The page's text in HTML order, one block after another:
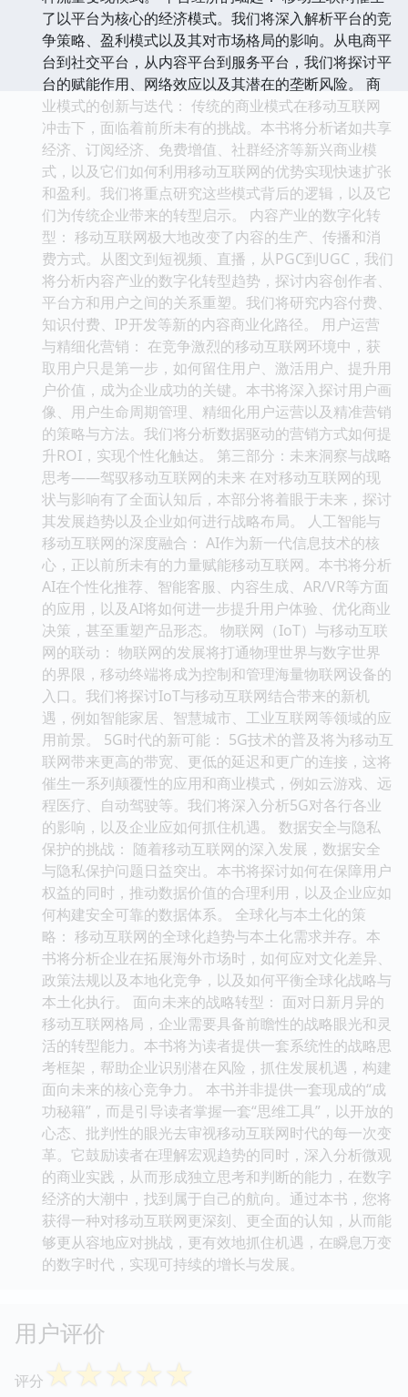
了以平台为核心的经济模式。我们将深入解析平台的竞
争策略、盈利模式以及其对市场格局的影响。从电商平
台到社交平台，从内容平台到服务平台，我们将探讨平
台的赋能作用、网络效应以及其潜在的垄断风险。 商
业模式的创新与迭代： 传统的商业模式在移动互联网
冲击下，面临着前所未有的挑战。本书将分析诸如共享
经济、订阅经济、免费增值、社群经济等新兴商业模
式，以及它们如何利用移动互联网的优势实现快速扩张
和盈利。我们将重点研究这些模式背后的逻辑，以及它
们为传统企业带来的转型启示。 内容产业的数字化转
型： 移动互联网极大地改变了内容的生产、传播和消
费方式。从图文到短视频、直播，从PGC到UGC，我们
将分析内容产业的数字化转型趋势，探讨内容创作者、
平台方和用户之间的关系重塑。我们将研究内容付费、
知识付费、IP开发等新的内容商业化路径。 用户运营
与精细化营销： 在竞争激烈的移动互联网环境中，获
取用户只是第一步，如何留住用户、激活用户、提升用
户价值，成为企业成功的关键。本书将深入探讨用户画
像、用户生命周期管理、精细化用户运营以及精准营销
的策略与方法。我们将分析数据驱动的营销方式如何提
升ROI，实现个性化触达。 第三部分：未来洞察与战略
思考——驾驭移动互联网的未来 在对移动互联网的现
状与影响有了全面认知后，本部分将着眼于未来，探讨
其发展趋势以及企业如何进行战略布局。 人工智能与
移动互联网的深度融合： AI作为新一代信息技术的核
心，正以前所未有的力量赋能移动互联网。本书将分析
AI在个性化推荐、智能客服、内容生成、AR/VR等方面
的应用，以及AI将如何进一步提升用户体验、优化商业
决策，甚至重塑产品形态。 物联网（IoT）与移动互联
网的联动： 物联网的发展将打通物理世界与数字世界
的界限，移动终端将成为控制和管理海量物联网设备的
入口。我们将探讨IoT与移动互联网结合带来的新机
遇，例如智能家居、智慧城市、工业互联网等领域的应
用前景。 5G时代的新可能： 5G技术的普及将为移动互
联网带来更高的带宽、更低的延迟和更广的连接，这将
催生一系列颠覆性的应用和商业模式，例如云游戏、远
程医疗、自动驾驶等。我们将深入分析5G对各行各业
的影响，以及企业应如何抓住机遇。 数据安全与隐私
保护的挑战： 随着移动互联网的深入发展，数据安全
与隐私保护问题日益突出。本书将探讨如何在保障用户
权益的同时，推动数据价值的合理利用，以及企业应如
何构建安全可靠的数据体系。 全球化与本土化的策
略： 移动互联网的全球化趋势与本土化需求并存。本
书将分析企业在拓展海外市场时，如何应对文化差异、
政策法规以及本地化竞争，以及如何平衡全球化战略与
本土化执行。 面向未来的战略转型： 面对日新月异的
移动互联网格局，企业需要具备前瞻性的战略眼光和灵
活的转型能力。本书将为读者提供一套系统性的战略思
考框架，帮助企业识别潜在风险，抓住发展机遇，构建
面向未来的核心竞争力。 本书并非提供一套现成的“成
功秘籍”，而是引导读者掌握一套“思维工具”，以开放的
心态、批判性的眼光去审视移动互联网时代的每一次变
革。它鼓励读者在理解宏观趋势的同时，深入分析微观
的商业实践，从而形成独立思考和判断的能力，在数字
经济的大潮中，找到属于自己的航向。通过本书，您将
获得一种对移动互联网更深刻、更全面的认知，从而能
够更从容地应对挑战，更有效地抓住机遇，在瞬息万变
的数字时代，实现可持续的增长与发展。
用户评价
评分 ☆☆☆☆☆